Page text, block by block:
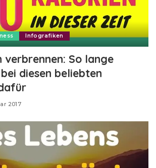
Infografiken
verbrennen: So lange
diesen beliebten
2017